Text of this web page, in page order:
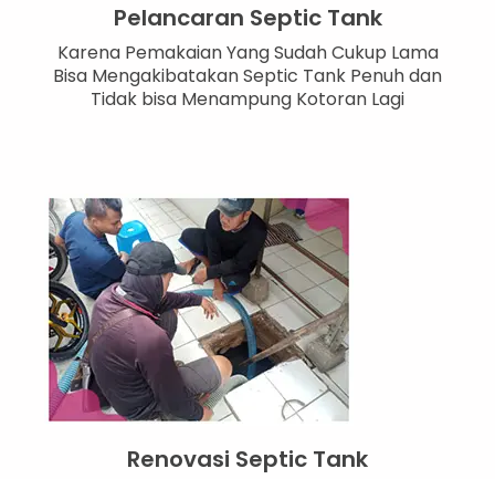
Pelancaran Septic Tank
Karena Pemakaian Yang Sudah Cukup Lama
Bisa Mengakibatakan Septic Tank Penuh dan
Tidak bisa Menampung Kotoran Lagi
Renovasi Septic Tank